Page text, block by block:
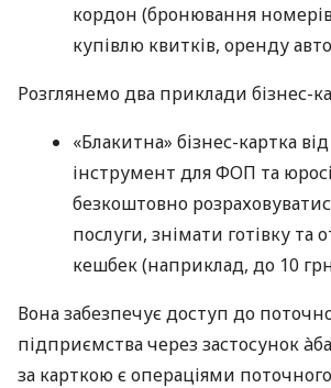
кордон (бронювання номерів
купівлю квитків, оренду
Розглянемо два приклади бізнес-
«Блакитна» бізнес-картка
інструмент для ФОП та
безкоштовно
послуги, знімати готівку та
кешбек (наприклад, до 10
Вона забезпечує доступ до
підприємства через застосунок
за карткою є операціями